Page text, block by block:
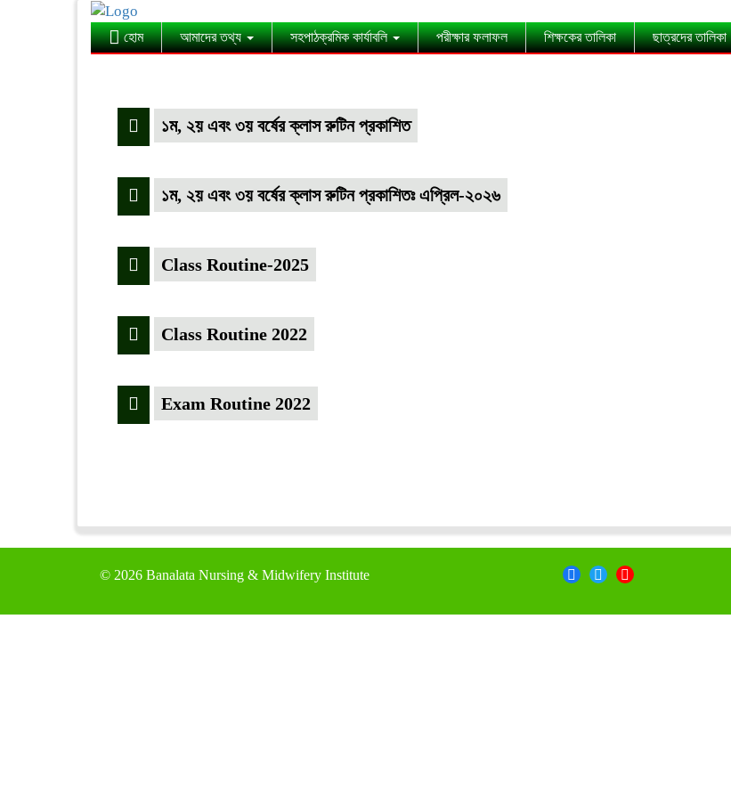
হোম আমাদের তথ্য সহপাঠক্রমিক কার্যাবলি পরীক্ষার ফলাফল শিক্ষকের তালিকা ছাত্রদের তালিকা
১ম, ২য় এবং ৩য় বর্ষের ক্লাস রুটিন প্রকাশিত
১ম, ২য় এবং ৩য় বর্ষের ক্লাস রুটিন প্রকাশিতঃ এপ্রিল-২০২৬
Class Routine-2025
Class Routine 2022
Exam Routine 2022
© 2026 Banalata Nursing & Midwifery Institute